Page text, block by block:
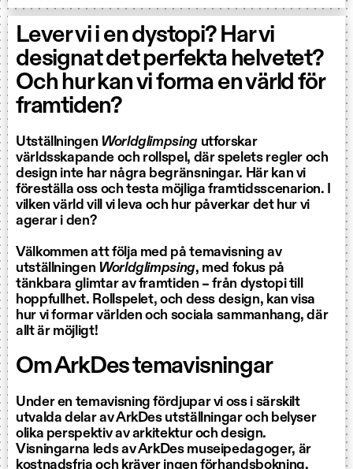
Lever vi i en dystopi? Har vi
designat det perfekta helvetet?
Och hur kan vi forma en värld för
framtiden?
Utställningen Worldglimpsingutforskar
världsskapande och rollspel, där spelets regler och
design inte har några begränsningar. Här kan vi
föreställa oss och testa möjliga framtidsscenarion. I
vilken värld vill vi leva och hur påverkar det hur vi
agerar i den?
Välkommen att följa med på temavisning av
utställningen Worldglimpsing, med fokus på
tänkbara glimtar av framtiden – från dystopi till
hoppfullhet. Rollspelet, och dess design, kan visa
hur vi formar världen och sociala sammanhang, där
allt är möjligt!
Om ArkDes temavisningar
Under en temavisning fördjupar vi oss i särskilt
utvalda delar av ArkDes utställningar och belyser
olika perspektiv av arkitektur och design.
Visningarna leds av ArkDes museipedagoger, är
kostnadsfria och kräver ingen förhandsbokning.